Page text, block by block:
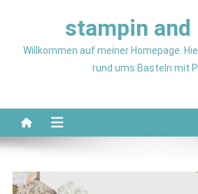
stampin and
Willkommen auf meiner Homepage.
rund ums Basteln mit